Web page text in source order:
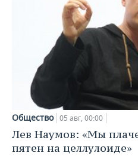
Общество 05 авг, 00:00
Лев Наумов: «Мы
пятен на целлулоиде»